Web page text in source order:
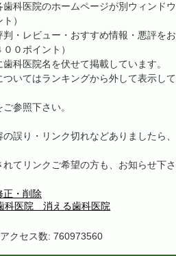
科医院のホームページが別ウィンドウ
）
・レビュー・おすすめ情報・悪評をお
０ポイント）
歯科医院名を伏せて掲載しています。
いてはランキングから外して表示して
ご参照下さい。
誤り・リンク切れなどありましたら、
てリンクご希望の方も、お知らせ下さ
・削除
科医院 消える歯科医院
セス数: 760973560